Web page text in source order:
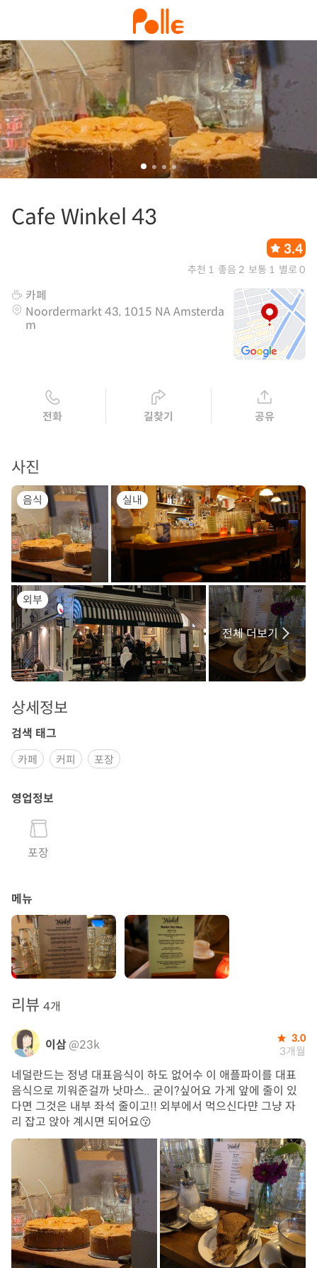
Cafe Winkel 43
3.4
추천 1 좋음 2 보통 1 별로 0
카페
Noordermarkt 43, 1015 NA Amsterda
m
전화 길찾기 공유
사진
음식 실내
외부
전체 더보기
상세정보
검색 태그
카페 커피 포장
영업정보
포장
메뉴
리뷰 4개
이삼@23k 3.0
3개월
네덜란드는 정녕 대표음식이 하도 없어수 이 애플파이를 대표
음식으로 끼워준걸까 낫마스.. 굳이?싶어요 가게 앞에 줄이 있
다면 그것은 내부 좌석 줄이고!! 외부에서 먹으신다먄 그냥 자
리 잡고 앉아 계시면 되어요😗